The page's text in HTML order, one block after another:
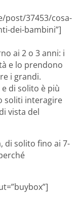
post/37453/cosa-
dei-bambini”]
ai 2 o 3 anni: i
e lo prendono
i grandi.
di solito è più
soliti interagire
vista del
di solito fino ai 7-